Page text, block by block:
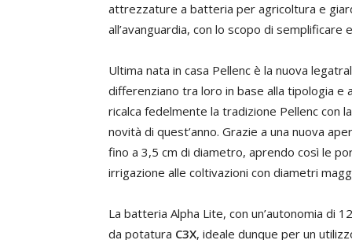
attrezzature a batteria per agricoltura e
all’avanguardia, con lo scopo di
Ultima nata in casa Pellenc è la nuova
differenziano tra loro in base alla tipologia e
ricalca fedelmente la tradizione Pellenc con
novità di quest’anno. Grazie a una nuova
fino a 3,5 cm di diametro, aprendo così le
irrigazione alle coltivazioni con diametri
La batteria Alpha Lite, con un’autonomia di
da potatura C3X, ideale dunque per un